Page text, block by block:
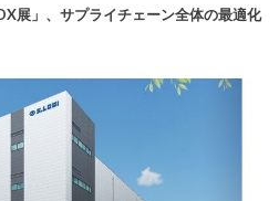
展」、サプライチェーン全体の最適化